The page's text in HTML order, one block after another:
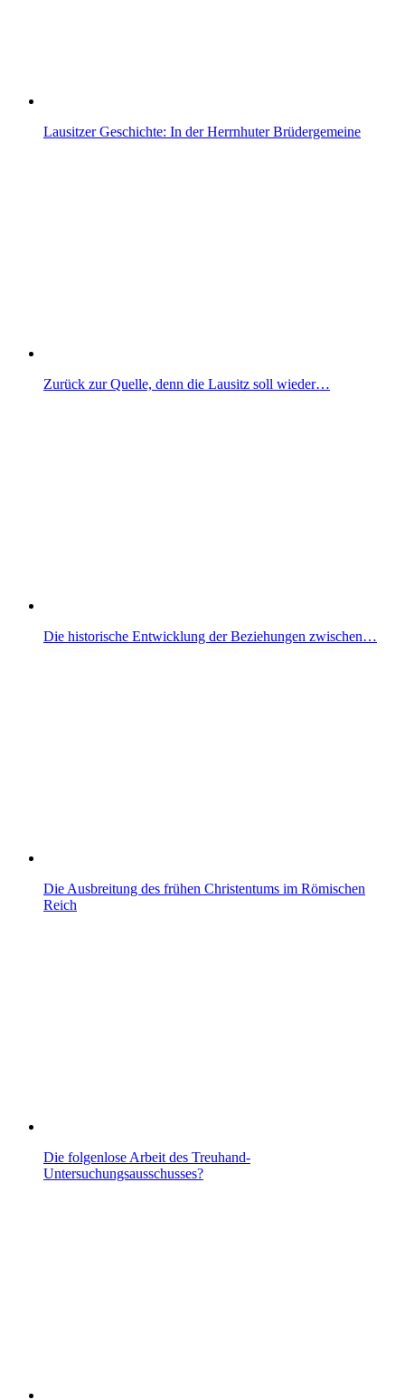
Lausitzer Geschichte: In der Herrnhuter Brüdergemeine
Zurück zur Quelle, denn die Lausitz soll wieder…
Die historische Entwicklung der Beziehungen zwischen…
Die Ausbreitung des frühen Christentums im Römischen
Reich
Die folgenlose Arbeit des Treuhand-
Untersuchungsausschusses?